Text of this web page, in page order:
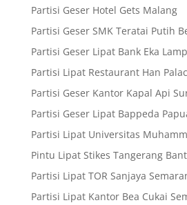
Partisi Geser Hotel Gets Malang
Partisi Geser SMK Teratai Putih
Partisi Geser Lipat Bank Eka
Partisi Lipat Restaurant Han
Partisi Geser Kantor Kapal Api
Partisi Geser Lipat Bappeda
Partisi Lipat Universitas
Pintu Lipat Stikes Tangerang
Partisi Lipat TOR Sanjaya
Partisi Lipat Kantor Bea Cukai